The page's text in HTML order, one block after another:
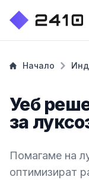
Начало
Уеб
за
Помагаме на
оптимизират